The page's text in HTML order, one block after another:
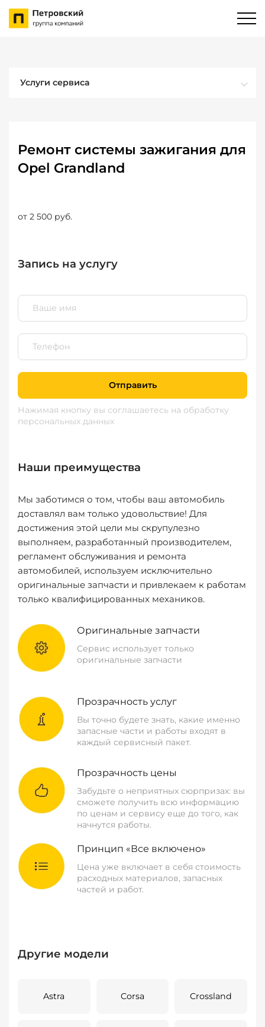
Услуги сервиса
Ремонт системы зажигания для
Opel Grandland
от 2 500 руб.
Запись на услугу
Отправить
Нажимая кнопку вы соглашаетесь на обработку
персональных данных
Наши преимущества
Мы заботимся о том, чтобы ваш автомобиль
доставлял вам только удовольствие! Для
достижения этой цели мы скрупулезно
выполняем, разработанный производителем,
регламент обслуживания и ремонта
автомобилей, используем исключительно
оригинальные запчасти и привлекаем к работам
только квалифицированных механиков.
Оригинальные запчасти
Сервис использует только
оригинальные запчасти
Прозрачность услуг
Вы точно будете знать, какие именно
запасные части и работы входят в
каждый сервисный пакет.
Прозрачность цены
Забудьте о неприятных сюрпризах: вы
сможете получить всю информацию
по ценам и сервису еще до того, как
начнутся работы.
Принцип «Все включено»
Цена уже включает в себя стоимость
расходных материалов, запасных
частей и работ.
Другие модели
Astra Corsa Crossland